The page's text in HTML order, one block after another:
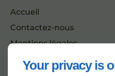
Your privacy is
Accueil
Contactez-nous
Mentions légales
Plan du site